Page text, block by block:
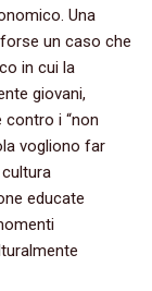
Una
un caso che
in cui la
giovani,
contro i “non
vogliono far
educate